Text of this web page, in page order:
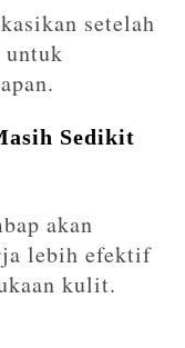
setelah
untuk
Sedikit
akan
lebih efektif
kulit.